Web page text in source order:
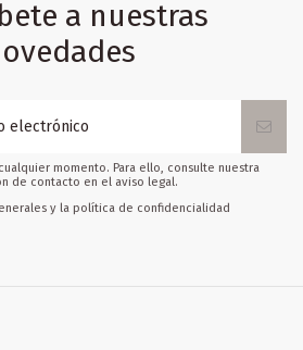
a nuestras
momento. Para ello, consulte nuestra
de contacto en el aviso legal.
y la política de confidencialidad